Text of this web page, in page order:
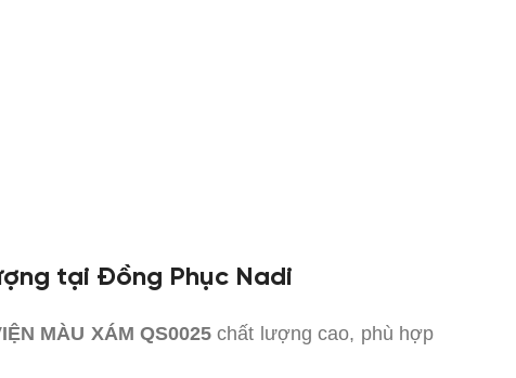
tại Đồng Phục Nadi
MÀU XÁM QS0025chất lượng cao, phù hợp